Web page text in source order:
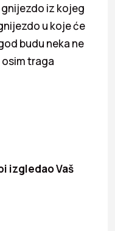
gnijezdo iz kojeg
u koje će
budu neka ne
traga
izgledao Vaš